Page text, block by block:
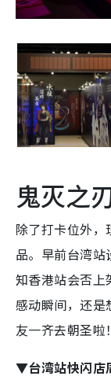
鬼灭之
除了打卡位外
品。早前台湾
知香港站会否上
感动瞬间，还是
友一齐去朝圣啦！
▼台湾站快闪